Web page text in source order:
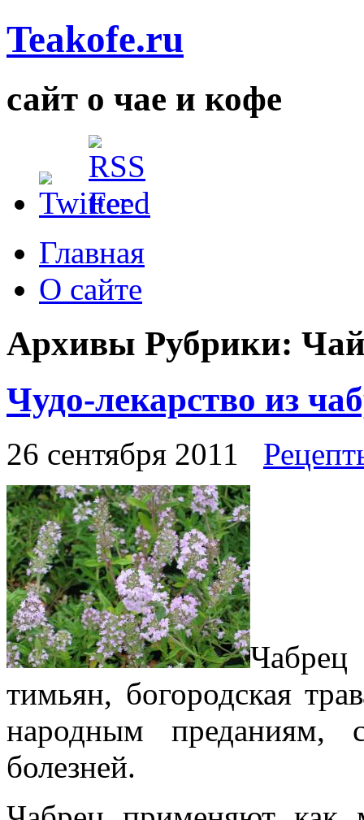
Teakofe.ru
сайт о чае и кофе
Главная
О сайте
Архивы Рубрики:
Чудо-лекарство из
26 сентября 2011
тимьян, богородская
народным преданиям,
болезней.